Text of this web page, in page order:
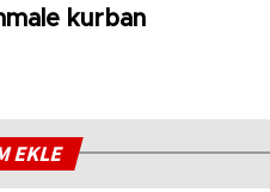
kurban
EKLE